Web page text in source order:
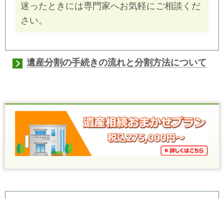
迷ったときには専門家へお気軽にご相談くだ
さい。
遺産分割の手続きの流れと分割方法について